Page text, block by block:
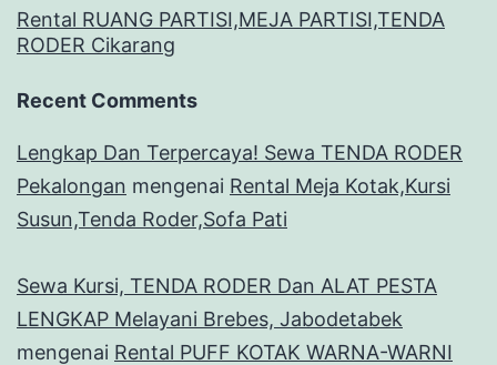
Rental RUANG PARTISI,MEJA PARTISI,TENDA
RODER Cikarang
Recent Comments
Lengkap Dan Terpercaya! Sewa TENDA RODER
Pekalongan mengenai Rental Meja Kotak,Kursi
Susun,Tenda Roder,Sofa Pati
Sewa Kursi, TENDA RODER Dan ALAT PESTA
LENGKAP Melayani Brebes, Jabodetabek
mengenai Rental PUFF KOTAK WARNA-WARNI